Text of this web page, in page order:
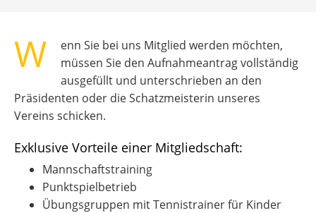
W
enn Sie bei uns Mitglied werden möchten,
müssen Sie den Aufnahmeantrag vollständig
ausgefüllt und unterschrieben an den
Präsidenten oder die Schatzmeisterin unseres
Vereins schicken.
Exklusive Vorteile einer Mitgliedschaft:
Mannschaftstraining
Punktspielbetrieb
Übungsgruppen mit Tennistrainer für Kinder